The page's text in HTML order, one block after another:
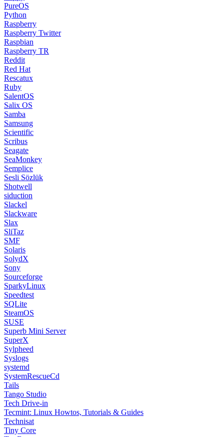
PureOS
Python
Raspberry
Raspberry Twitter
Raspbian
Raspberry TR
Reddit
Red Hat
Rescatux
Ruby
SalentOS
Salix OS
Samba
Samsung
Scientific
Scribus
Seagate
SeaMonkey
Semplice
Sesli Sözlük
Shotwell
siduction
Slackel
Slackware
Slax
SliTaz
SMF
Solaris
SolydX
Sony
Sourceforge
SparkyLinux
Speedtest
SQLite
SteamOS
SUSE
Superb Mini Server
SuperX
Sylpheed
Syslogs
systemd
SystemRescueCd
Tails
Tango Studio
Tech Drive-in
Tecmint: Linux Howtos, Tutorials & Guides
Technisat
Tiny Core